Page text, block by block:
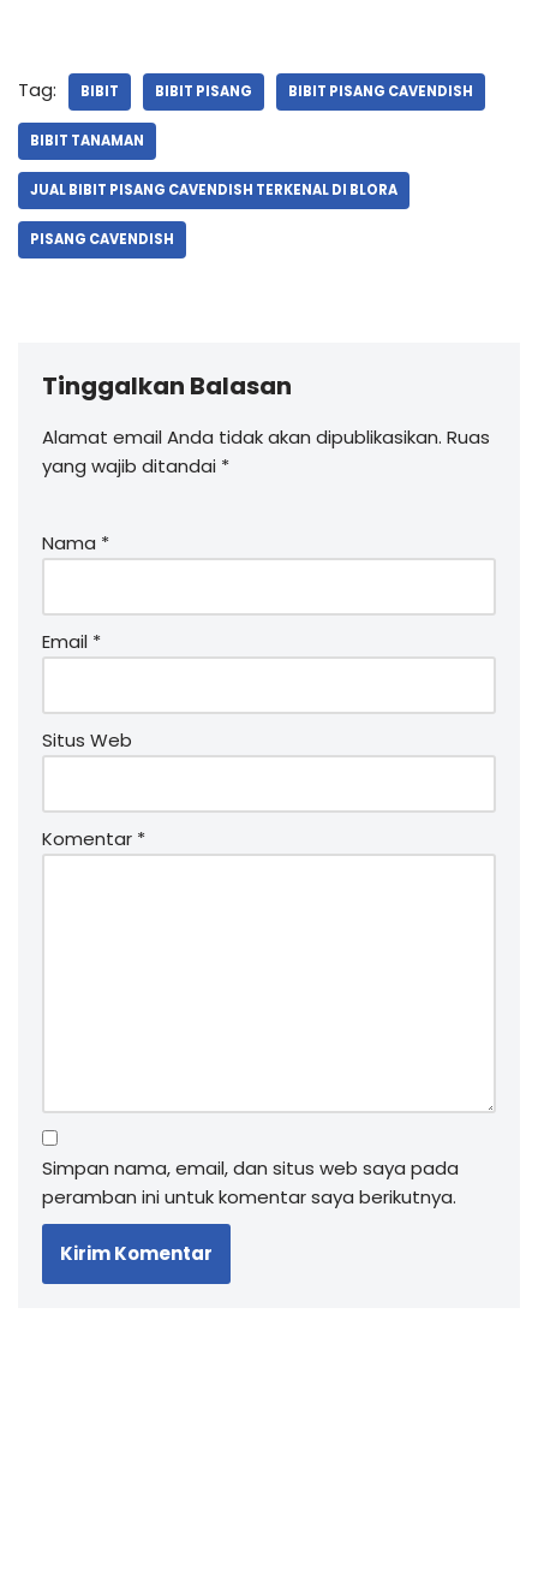
Tag: BIBIT BIBIT PISANG BIBIT PISANG CAVENDISH
BIBIT TANAMAN
JUAL BIBIT PISANG CAVENDISH TERKENAL DI BLORA
PISANG CAVENDISH
Tinggalkan Balasan
Alamat email Anda tidak akan dipublikasikan. Ruas
yang wajib ditandai *
Nama *
Email *
Situs Web
Komentar *
Simpan nama, email, dan situs web saya pada
peramban ini untuk komentar saya berikutnya.